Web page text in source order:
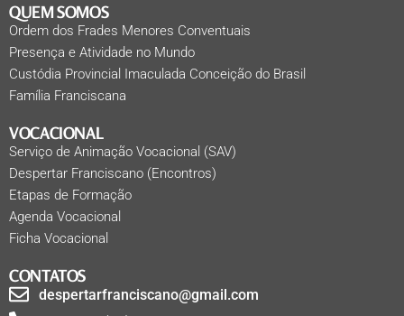
QUEM SOMOS
Ordem dos Frades Menores Conventuais
Presença e Atividade no Mundo
Custódia Provincial Imaculada Conceição do Brasil
Família Franciscana
VOCACIONAL
Serviço de Animação Vocacional (SAV)
Despertar Franciscano (Encontros)
Etapas de Formação
Agenda Vocacional
Ficha Vocacional
CONTATOS
despertarfranciscano@gmail.com